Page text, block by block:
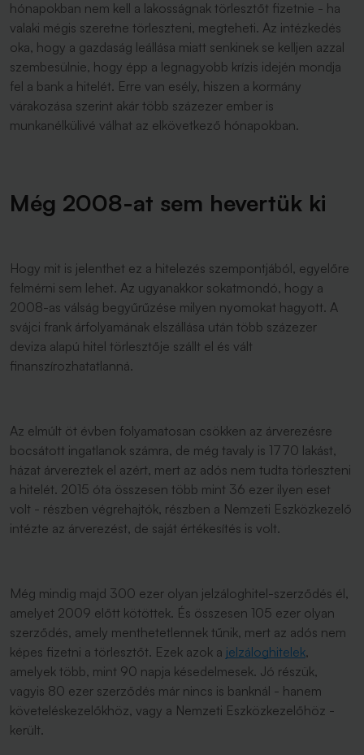
hónapokban nem kell a lakosságnak törlesztőt fizetnie - ha
valaki mégis szeretne törleszteni, megteheti. Az intézkedés
oka, hogy a gazdaság leállása miatt senkinek se kelljen azzal
szembesülnie, hogy épp a legnagyobb krízis idején mondja
fel a bank a hitelét. Erre van esély, hiszen a kormány
várakozása szerint akár több százezer ember is
munkanélkülivé válhat az elkövetkező hónapokban.
Még 2008-at sem hevertük ki
Hogy mit is jelenthet ez a hitelezés szempontjából, egyelőre
felmérni sem lehet. Az ugyanakkor sokatmondó, hogy a
2008-as válság begyűrűzése milyen nyomokat hagyott. A
svájci frank árfolyamának elszállása után több százezer
deviza alapú hitel törlesztője szállt el és vált
finanszírozhatatlanná.
Az elmúlt öt évben folyamatosan csökken az árverezésre
bocsátott ingatlanok számra, de még tavaly is 1770 lakást,
házat árvereztek el azért, mert az adós nem tudta törleszteni
a hitelét. 2015 óta összesen több mint 36 ezer ilyen eset
volt - részben végrehajtók, részben a Nemzeti Eszközkezelő
intézte az árverezést, de saját értékesítés is volt.
Még mindig majd 300 ezer olyan jelzáloghitel-szerződés él,
amelyet 2009 előtt kötöttek. És összesen 105 ezer olyan
szerződés, amely menthetetlennek tűnik, mert az adós nem
képes fizetni a törlesztőt. Ezek azok a jelzáloghitelek,
amelyek több, mint 90 napja késedelmesek. Jó részük,
vagyis 80 ezer szerződés már nincs is banknál - hanem
követeléskezelőkhöz, vagy a Nemzeti Eszközkezelőhöz -
került.